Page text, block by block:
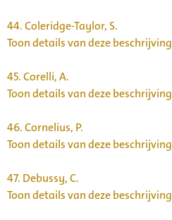
44.Coleridge-Taylor, S.
Toon details van deze beschrijving
45.Corelli, A.
Toon details van deze beschrijving
46.Cornelius, P.
Toon details van deze beschrijving
47. Debussy, C.
Toon details van deze beschrijving